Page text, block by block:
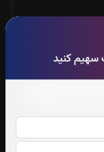
سهیم کنید